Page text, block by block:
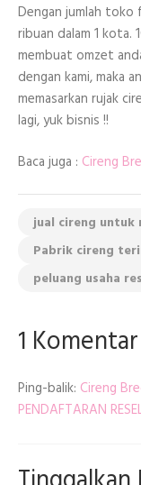
Dengan jumlah toko
ribuan dalam 1 kota.
membuat omzet
dengan kami, maka
memasarkan rujak
lagi, yuk bisnis !!
Baca juga : Cireng
jual cireng untuk
Pabrik cireng
peluang usaha
1 Komentar
Ping-balik: Cireng
PENDAFTARAN